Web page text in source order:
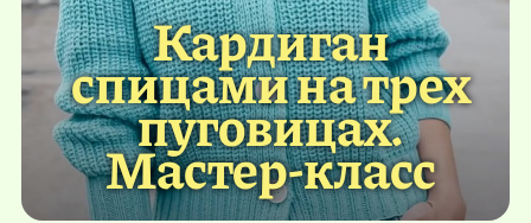
Кардиган
спицами на трех
пуговицах.
Мастер-класс